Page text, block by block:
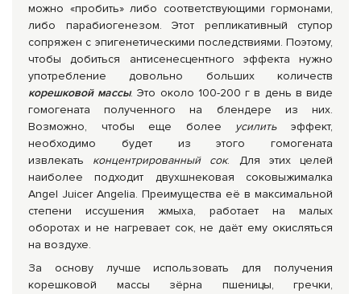
можно «пробить» либо соответствующими гормонами,
либо парабиогенезом. Этот репликативный ступор
сопряжен с эпигенетическими последствиями. Поэтому,
чтобы добиться антисенесцентного эффекта нужно
употребление довольно больших количеств
корешковой массы. Это около 100-200 г в день в виде
гомогената полученного на блендере из них.
Возможно, чтобы еще более усилитьэффект,
необходимо будет из этого гомогената
извлекать концентрированный сок. Для этих целей
наиболее подходит двухшнековая соковыжималка
Angel Juicer Angelia. Преимущества её в максимальной
степени иссушения жмыха, работает на малых
оборотах и не нагревает сок, не даёт ему окисляться
на воздухе.
За основу лучше использовать для получения
корешковой массы зёрна пшеницы, гречки,